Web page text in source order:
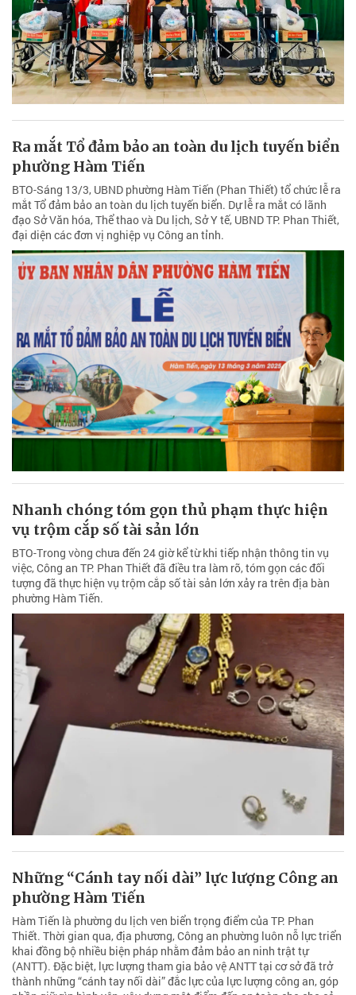
Ra mắt Tổ đảm bảo an toàn du lịch tuyến biển
phường Hàm Tiến
BTO-Sáng 13/3, UBND phường Hàm Tiến (Phan Thiết) tổ chức lễ ra
mắt Tổ đảm bảo an toàn du lịch tuyến biển. Dự lễ ra mắt có lãnh
đạo Sở Văn hóa, Thể thao và Du lịch, Sở Y tế, UBND TP. Phan Thiết,
đại diện các đơn vị nghiệp vụ Công an tỉnh.
Nhanh chóng tóm gọn thủ phạm thực hiện
vụ trộm cắp số tài sản lớn
BTO-Trong vòng chưa đến 24 giờ kể từ khi tiếp nhận thông tin vụ
việc, Công an TP. Phan Thiết đã điều tra làm rõ, tóm gọn các đối
tượng đã thực hiện vụ trộm cắp số tài sản lớn xảy ra trên địa bàn
phường Hàm Tiến.
Những “Cánh tay nối dài” lực lượng Công an
phường Hàm Tiến
Hàm Tiến là phường du lịch ven biển trọng điểm của TP. Phan
Thiết. Thời gian qua, địa phương, Công an phường luôn nỗ lực triển
khai đồng bộ nhiều biện pháp nhằm đảm bảo an ninh trật tự
(ANTT). Đặc biệt, lực lượng tham gia bảo vệ ANTT tại cơ sở đã trở
thành những “cánh tay nối dài” đắc lực của lực lượng công an, góp